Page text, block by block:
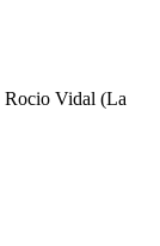
Rocio Vidal (La